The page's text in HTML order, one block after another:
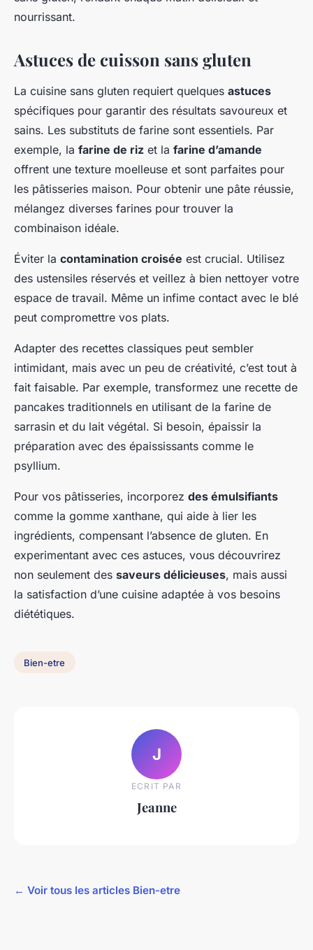
nourrissant.
Astuces de cuisson sans gluten
La cuisine sans gluten requiert quelques astuces
spécifiques pour garantir des résultats savoureux et
sains. Les substituts de farine sont essentiels. Par
exemple, la farine de riz et la farine d’amande
offrent une texture moelleuse et sont parfaites pour
les pâtisseries maison. Pour obtenir une pâte réussie,
mélangez diverses farines pour trouver la
combinaison idéale.
Éviter la contamination croisée est crucial. Utilisez
des ustensiles réservés et veillez à bien nettoyer votre
espace de travail. Même un infime contact avec le blé
peut compromettre vos plats.
Adapter des recettes classiques peut sembler
intimidant, mais avec un peu de créativité, c’est tout à
fait faisable. Par exemple, transformez une recette de
pancakes traditionnels en utilisant de la farine de
sarrasin et du lait végétal. Si besoin, épaissir la
préparation avec des épaississants comme le
psyllium.
Pour vos pâtisseries, incorporez des émulsifiants
comme la gomme xanthane, qui aide à lier les
ingrédients, compensant l’absence de gluten. En
experimentant avec ces astuces, vous découvrirez
non seulement des saveurs délicieuses, mais aussi
la satisfaction d’une cuisine adaptée à vos besoins
diététiques.
Bien-etre
J
ECRIT PAR
Jeanne
← Voir tous les articles Bien-etre